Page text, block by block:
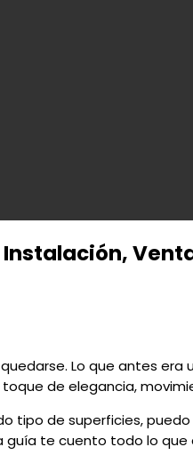
Lo que antes era
de elegancia,
tipo de superficies,
guía te cuento todo lo